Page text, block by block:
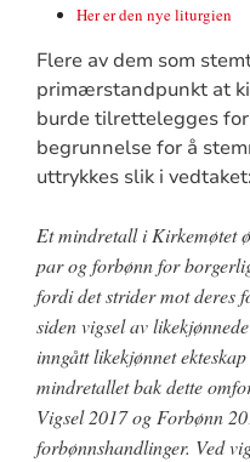
Her er den nye liturgien
Flere av dem som
primærstandpunkt at
burde tilrettelegges
begrunnelse for å
uttrykkes slik i vedtaket:
Et mindretall i Kirkemøtet
par og forbønn for
fordi det strider mot deres
siden vigsel av
inngått likekjønnet
mindretallet bak dette
Vigsel 2017 og Forbønn
forbønnshandlinger. Ved